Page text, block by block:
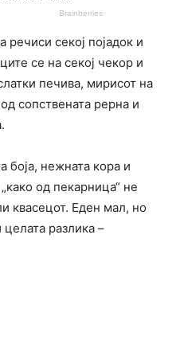
секој појадок и
се на секој чекор и
печива, мирисот на
сопствената рерна и
боја, нежната кора и
од пекарница“ не
квасецот. Еден мал, но
разлика –